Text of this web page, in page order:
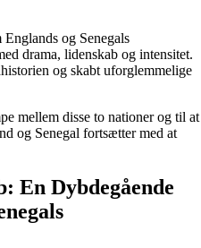
Englands og Senegals
drama, lidenskab og intensitet.
og skabt uforglemmelige
mellem disse to nationer og til at
og Senegal fortsætter med at
En Dybdegående